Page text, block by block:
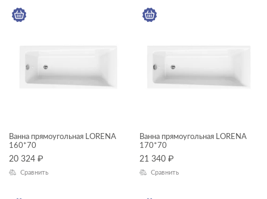
КОЛЛЕКЦИЯ
LORENA
Ванна прямоугольная LORENA
160*70
20 324 ₽
Сравнить
Ванна прямоугольная LORENA
170*70
21 340 ₽
Сравнить